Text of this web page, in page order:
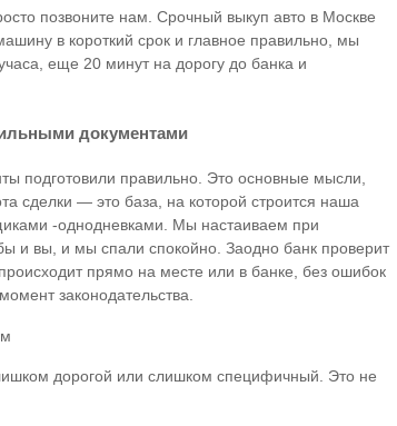
позвоните нам. Срочный выкуп авто в Москве
в короткий срок и главное правильно, мы
еще 20 минут на дорогу до банка и
документами
подготовили правильно. Это основные мысли,
сделки — это база, на которой строится наша
-однодневками. Мы настаиваем при
и вы, и мы спали спокойно. Заодно банк проверит
прямо на месте или в банке, без ошибок
законодательства.
дорогой или слишком специфичный. Это не